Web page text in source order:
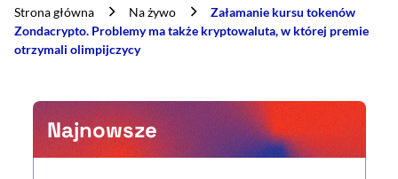
Najnowsze
Strona główna Na żywo
Załamanie kursu tokenów
Zondacrypto. Problemy ma także kryptowaluta, w której premie
otrzymali olimpijczycy